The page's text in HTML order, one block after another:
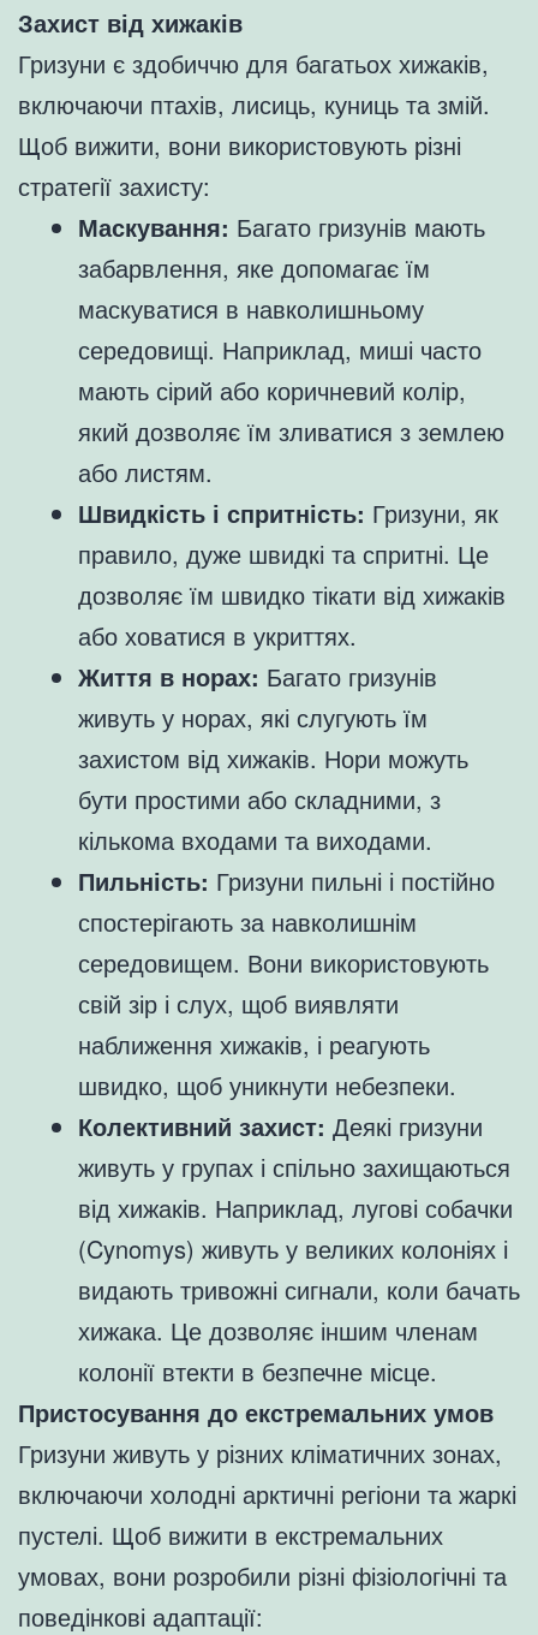
Захист від хижаків
Гризуни є здобиччю для багатьох хижаків,
включаючи птахів, лисиць, куниць та змій.
Щоб вижити, вони використовують різні
стратегії захисту:
Маскування: Багато гризунів мають
забарвлення, яке допомагає їм
маскуватися в навколишньому
середовищі. Наприклад, миші часто
мають сірий або коричневий колір,
який дозволяє їм зливатися з землею
або листям.
Швидкість і спритність: Гризуни, як
правило, дуже швидкі та спритні. Це
дозволяє їм швидко тікати від хижаків
або ховатися в укриттях.
Життя в норах: Багато гризунів
живуть у норах, які слугують їм
захистом від хижаків. Нори можуть
бути простими або складними, з
кількома входами та виходами.
Пильність: Гризуни пильні і постійно
спостерігають за навколишнім
середовищем. Вони використовують
свій зір і слух, щоб виявляти
наближення хижаків, і реагують
швидко, щоб уникнути небезпеки.
Колективний захист: Деякі гризуни
живуть у групах і спільно захищаються
від хижаків. Наприклад, лугові собачки
(Cynomys) живуть у великих колоніях і
видають тривожні сигнали, коли бачать
хижака. Це дозволяє іншим членам
колонії втекти в безпечне місце.
Пристосування до екстремальних умов
Гризуни живуть у різних кліматичних зонах,
включаючи холодні арктичні регіони та жаркі
пустелі. Щоб вижити в екстремальних
умовах, вони розробили різні фізіологічні та
поведінкові адаптації: